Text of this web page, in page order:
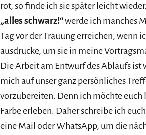
rot, so finde ich sie später leicht wieder.
„alles schwarz!“werde ich manches
Tag vor der Trauung erreichen, wenn
ausdrucke, um sie in meine
Die Arbeit am Entwurf des Ablaufs ist
mich auf unser ganz persönliches
vorzubereiten. Denn ich möchte euch
Farbe erleben. Daher schreibe ich
eine Mail oder WhatsApp, um die